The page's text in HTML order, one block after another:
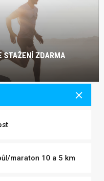
STAŽENÍ ZDARMA
maraton 10 a 5 km